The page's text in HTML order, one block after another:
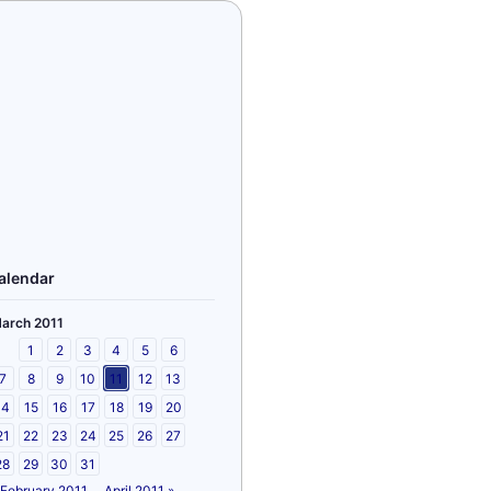
2011
1
2 3 4 5
6
7
8 9 10 11 12
13
15 16 17 18 19
20
22 23 24 25 26
27
29 30
31